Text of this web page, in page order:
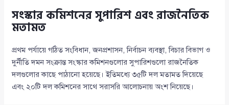
সংস্কার কমিশনের সুপারিশ এবং রাজনৈতিক
মতামত
প্রথম পর্যায়ে গঠিত সংবিধান, জনপ্রশাসন, নির্বাচন ব্যবস্থা, বিচার বিভাগ ও
দুর্নীতি দমন সংক্রান্ত সংস্কার কমিশনগুলোর সুপারিশগুলো রাজনৈতিক
দলগুলোর কাছে পাঠানো হয়েছে। ইতিমধ্যে ৩৫টি দল মতামত দিয়েছে
এবং ২০টি দল কমিশনের সাথে সরাসরি আলোচনায় অংশ নিয়েছে।